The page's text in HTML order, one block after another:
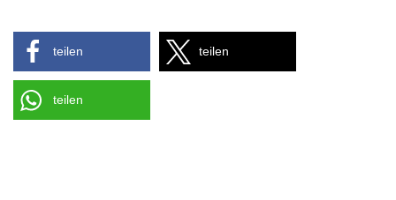
teilen teilen
teilen